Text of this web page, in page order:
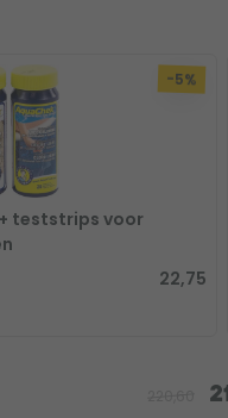
-5%
teststrips voor
22,75